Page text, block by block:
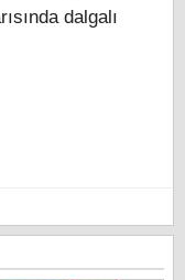
dalgalı